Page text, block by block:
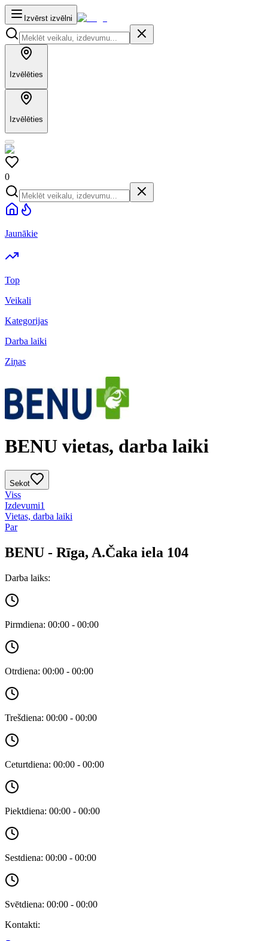
Izvērst izvēlni
Izvēlēties
Izvēlēties
0
Jaunākie
Top
Veikali
Kategorijas
Darba laiki
Ziņas
BENU vietas, darba laiki
Sekot
Viss
Izdevumi1
Vietas, darba laiki
Par
BENU - Rīga, A.Čaka iela 104
Darba laiks:
Pirmdiena: 00:00 - 00:00
Otrdiena: 00:00 - 00:00
Trešdiena: 00:00 - 00:00
Ceturtdiena: 00:00 - 00:00
Piektdiena: 00:00 - 00:00
Sestdiena: 00:00 - 00:00
Svētdiena: 00:00 - 00:00
Kontakti: